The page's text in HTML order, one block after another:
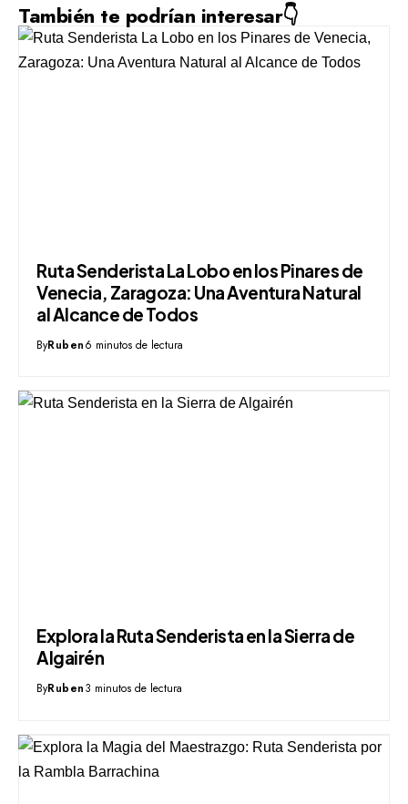
También te podrían interesar👇
Ruta Senderista La Lobo en los Pinares de
Venecia, Zaragoza: Una Aventura Natural
al Alcance de Todos
ByRuben6 minutos de lectura
Explora la Ruta Senderista en la Sierra de
Algairén
ByRuben3 minutos de lectura